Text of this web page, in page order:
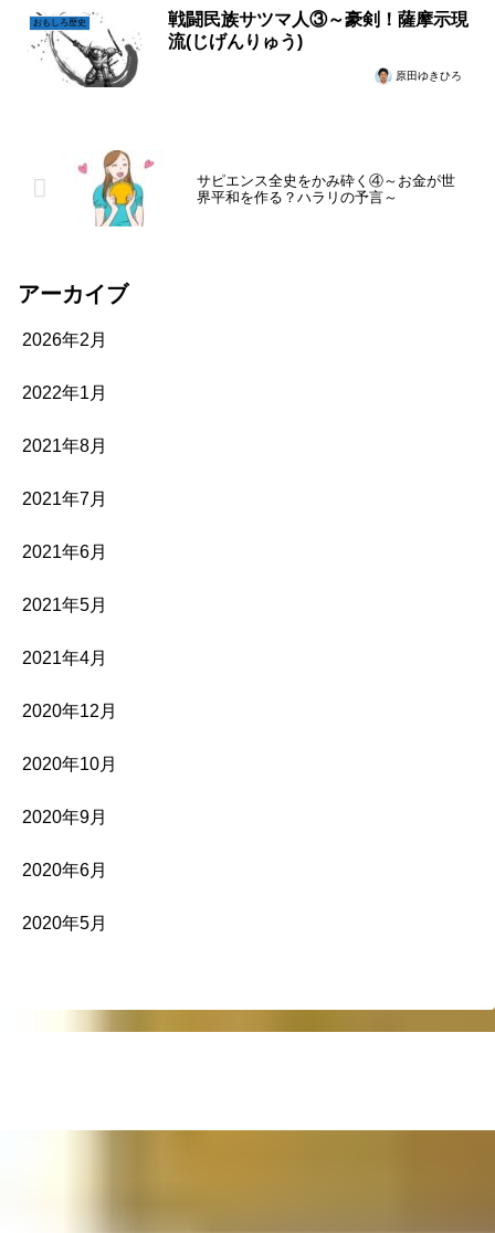
おもしろ歴史
戦闘民族サツマ人③～豪剣！薩摩示現
流(じげんりゅう)
原田ゆきひろ
サピエンス全史をかみ砕く④～お金が世
界平和を作る？ハラリの予言～
アーカイブ
2026年2月
2022年1月
2021年8月
2021年7月
2021年6月
2021年5月
2021年4月
2020年12月
2020年10月
2020年9月
2020年6月
2020年5月